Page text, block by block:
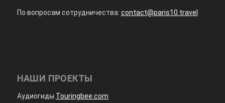
По вопросам сотрудничества: contact@paris10.travel
НАШИ ПРОЕКТЫ
Аудиогиды Touringbee.com